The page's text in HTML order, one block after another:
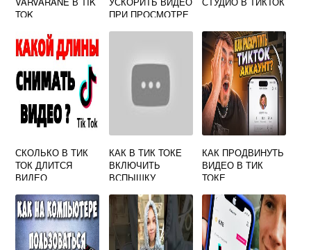
TOK
ПРИ ПРОСМОТРЕ
СКОЛЬКО В ТИК
ТОК ДЛИТСЯ
ВИДЕО
КАК В ТИК ТОКЕ
ВКЛЮЧИТЬ
ВСПЫШКУ
КАК ПРОДВИНУТЬ
ВИДЕО В ТИК
ТОКЕ